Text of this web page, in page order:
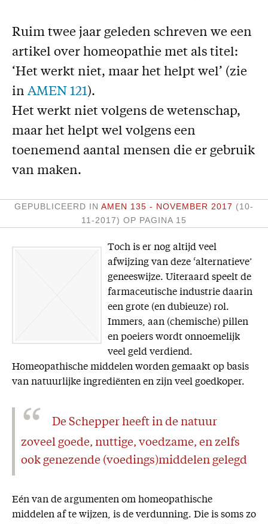
Service
Adreswijziging
Nabestellen
Vragen en opmerkingen
En verder
Bijbelstudieagenda
Ruim twee jaar geleden schreven we een
artikel over homeopathie met als titel:
‘Het werkt niet, maar het helpt wel’ (zie
in AMEN 121).
Het werkt niet volgens de wetenschap,
maar het helpt wel volgens een
toenemend aantal mensen die er gebruik
van maken.
GEPUBLICEERD IN AMEN 135 - NOVEMBER 2017 (10-
11-2017) OP PAGINA 15
Toch is er nog altijd veel
afwijzing van deze ‘alternatieve’
geneeswijze. Uiteraard speelt de
farmaceutische industrie daarin
een grote (en dubieuze) rol.
Immers, aan (chemische) pillen
en poeiers wordt onnoemelijk
veel geld verdiend.
Homeopathische middelen worden gemaakt op basis
van natuurlijke ingrediënten en zijn veel goedkoper.
De Schepper heeft in de natuur
zoveel goede, nuttige, voedzame, en zelfs
ook genezende (voedings)middelen gelegd
Eén van de argumenten om homeopathische
middelen af te wijzen, is de verdunning. Die is soms zo